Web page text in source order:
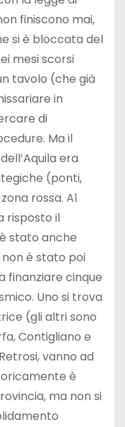
finiscono mai,
si è bloccata del
mesi scorsi
tavolo (che già
in
di
Ma il
era
(ponti,
rossa. Al
risposto il
stato anche
è stato poi
finanziare cinque
Uno si trova
(gli altri sono
Contigliano e
vanno ad
è
ma non si